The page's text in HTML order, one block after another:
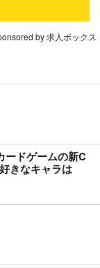
by 求人ボックス
ードゲームの新C
きなキャラは